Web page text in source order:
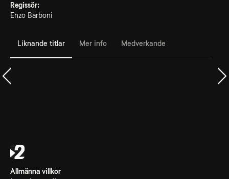
Regissör:
Enzo Barboni
Liknande titlar Mer info Medverkande
Allmänna villkor